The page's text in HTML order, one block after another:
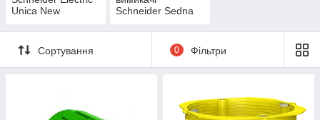
Unica New
Schneider Sedna
Сортування 0 Фільтри